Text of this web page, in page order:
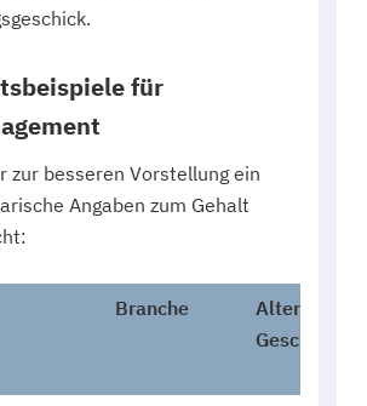
für
zur besseren Vorstellung ein
Angaben zum Gehalt
Branche
Alter &
Geschlecht